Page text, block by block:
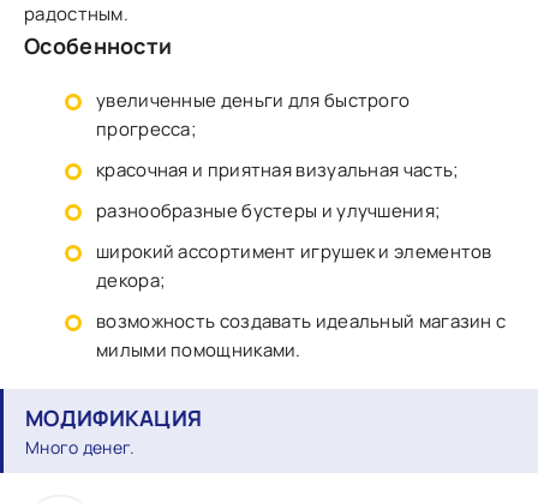
радостным.
Особенности
увеличенные деньги для быстрого
прогресса;
красочная и приятная визуальная часть;
разнообразные бустеры и улучшения;
широкий ассортимент игрушек и элементов
декора;
возможность создавать идеальный магазин с
милыми помощниками.
МОДИФИКАЦИЯ
Много денег.